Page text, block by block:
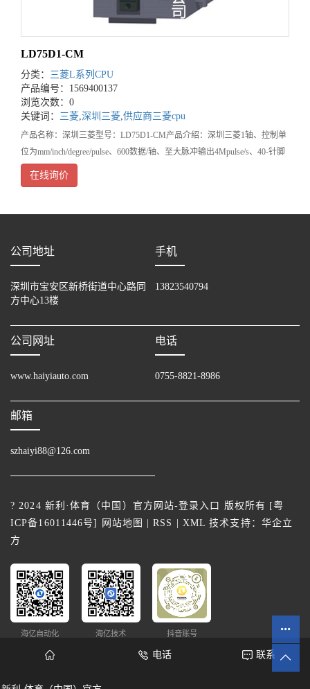
LD75D1-CM
分类： 三菱L系列CPU
产品编号：1569400137
浏览次数：0
关键词： 三菱,深圳三菱,供应商三菱cpu
产品名称：深圳三菱型号：LD75D1-CM产品介绍：深圳三菱1轴、控制单
位为mm/inch/degree/pulse、600数据/轴、至大脉冲输出4Mpulse/s、40-针脚
连接器、差动驱动输出型新利·体育（中国）官方网站-登录入口售后服务
承诺
在线询价
公司地址
深圳市宝安区新桥街道中心路同
方中心13楼
手机
13823540794
公司网址
www.haiyiauto.com
电话
0755-8821-8986
邮箱
szhaiyi88@126.com
? 2024 新利·体育（中国）官方网站-登录入口 版权所有 [粤
ICP备16011446号] 网站地图 |RSS XML 技术支持： 华企立
方
海亿自动化 海亿技术 抖音账号
电话 联系